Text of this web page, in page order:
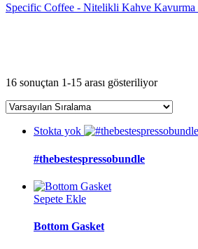
Specific Coffee - Nitelikli Kahve Kavurma
16 sonuçtan 1-15 arası gösteriliyor
Stokta yok
#thebestespressobundle
Sepete Ekle
Bottom Gasket